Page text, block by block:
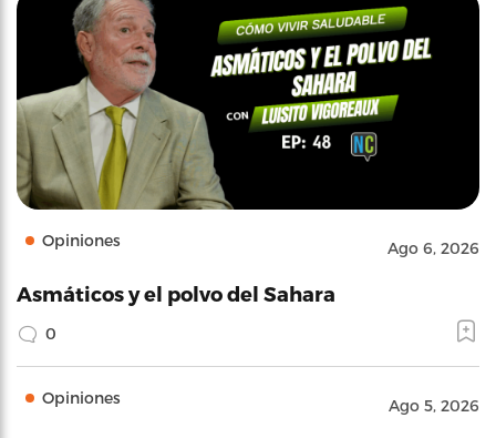
Opiniones Ago 6, 2026
Asmáticos y el polvo del Sahara
0
Opiniones Ago 5, 2026